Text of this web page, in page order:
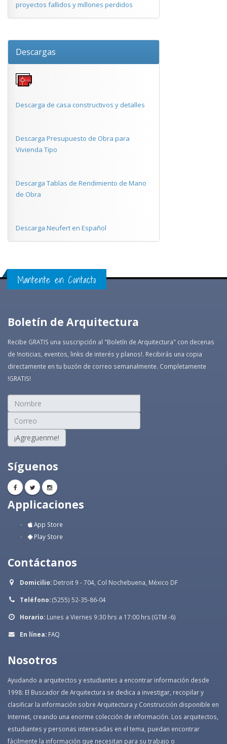
proyectos fallidos y millones perdidos
Descargas
Descarga de casa constructivos y detalles
Descarga Presupuesto de Obra para
Vivienda Tipo
Descarga Tablas de Rendimiento de Mano
de Obra
Descarga Neufert en Español
Mantente en Contacto
Boletín de Arquitectura
Recibe GRATIS una suscripción al "Boletín de Arquitectura" con decenas
de !noticias, eventos, links de interés y planos!. Recibirás una copia
directamente en tu buzón de correo semanalmente. Completamente
!GRATIS!
¡Agreguenme!
Síguenos
Applicaciones
App Store
Play Store
Contáctanos
Domicilio: Detroit 9 - 704, Col Nochebuena, México DF
Teléfono:(5255) 52-35-86-04
Horario: Lunes a Viernes 9:30 hrs a 17:00 hrs (GTM -6)
En línea: FAQ
Nosotros
Ayudando a arquitectos y estudiantes a encontrar información desde
1998: El Buscador de Arquitectura se dedica a investigar, recopilar y
clasificar la información sobre Arquitectura y Construcción disponible en
Internet, creando una enorme colección de información. Los arquitectos,
estudiantes y personas interesadas en el tema, puedan encontrar
fácilmente la información que necesitan para su trabajo o